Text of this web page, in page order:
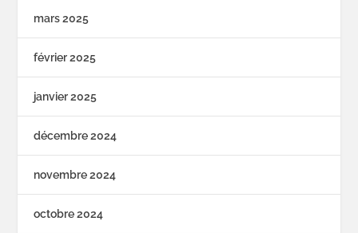
mars 2025
février 2025
janvier 2025
décembre 2024
novembre 2024
octobre 2024